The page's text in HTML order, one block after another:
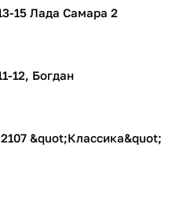
2114-13-15 Лада Самара 2
2110-11-12, Богдан
2105, 2107 &quot;Классика&quot;